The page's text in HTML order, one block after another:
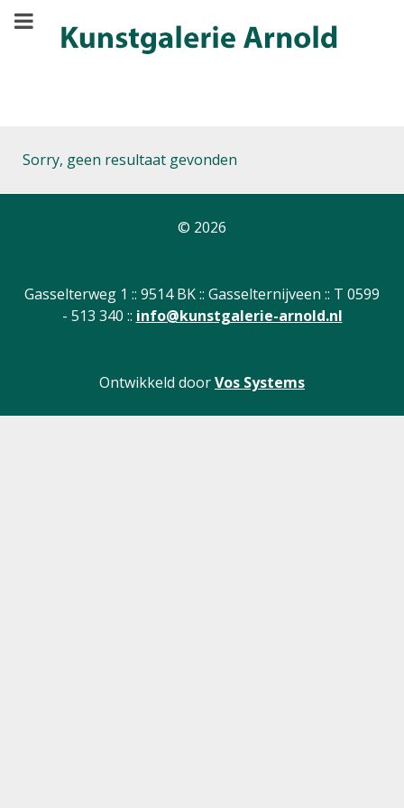
Sorry, geen resultaat gevonden
© 2026
Gasselterweg 1 :: 9514 BK :: Gasselternijveen :: T 0599
- 513 340 :: info@kunstgalerie-arnold.nl
Ontwikkeld doorVos Systems